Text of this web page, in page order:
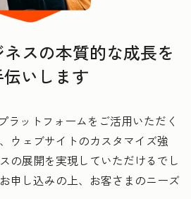
スの本質的な成長を
いします
ラットフォームをご活用いただく
ウェブサイトのカスタマイズ強
の展開を実現していただけるでし
申し込みの上、お客さまのニーズ